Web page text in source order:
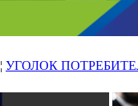
¦ УГОЛОК